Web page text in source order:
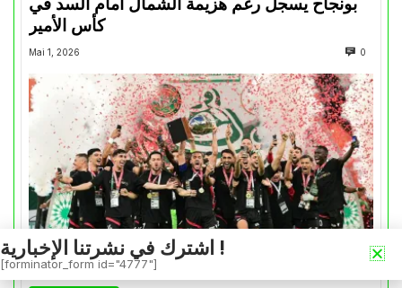
بونجاح يسجل رغم هزيمة الشمال أمام السد في
كأس الأمير
Mai 1, 2026 0
اشترك في نشرتنا الإخبارية !
[forminator_form id="4777"]